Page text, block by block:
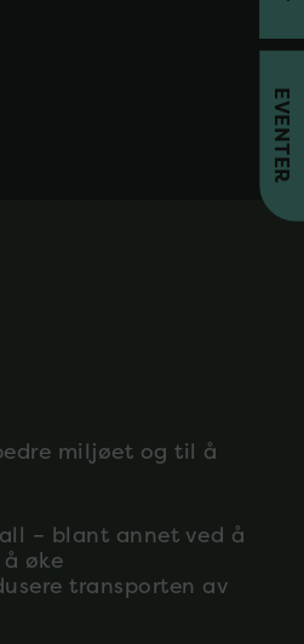
miljøet og til å
– blant annet ved å
øke
transporten av
EVENTER